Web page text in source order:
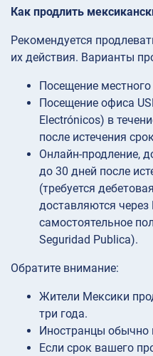
Как продлить
Рекомендуется
их действия. Варианты
Посещение
Посещение офиса
Electrónicos) в
после истечения
Онлайн-продление,
до 30 дней после
(требуется
доставляются через
самостоятельное
Seguridad Publica).
Обратите внимание:
Жители Мексики
три года.
Иностранцы обычно
Если срок вашего